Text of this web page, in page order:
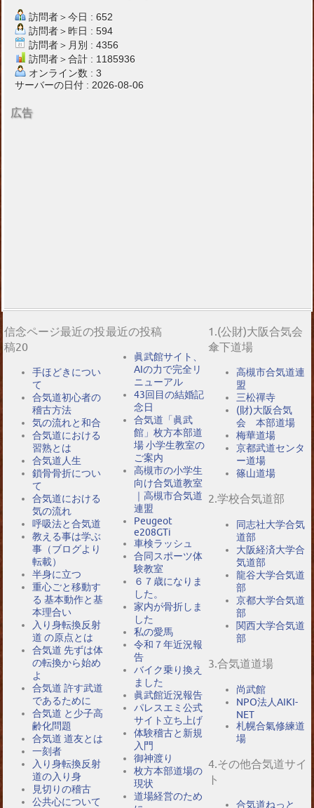
訪問者＞今日 : 652
訪問者＞昨日 : 594
訪問者＞月別 : 4356
訪問者＞合計 : 1185936
オンライン数 : 3
サーバーの日付 : 2026-08-06
広告
信念ページ最近の投
稿20
手ほどきについ
て
合気道初心者の
稽古方法
気の流れと和合
合気道における
習熟とは
合気道人生
鎖骨骨折につい
て
合気道における
気の流れ
呼吸法と合気道
教える事は学ぶ
事（ブログより
転載）
半身に立つ
重心ごと移動す
る 基本動作と基
本理合い
入り身転換反射
道 の原点とは
合気道 先ずは体
の転換から始め
よ
合気道 許す武道
であるために
合気道 と少子高
齢化問題
合気道 道友とは
一刻者
入り身転換反射
道の入り身
見切りの稽古
公共心について
最近の投稿
眞武館サイト、
AIの力で完全リ
ニューアル
43回目の結婚記
念日
合気道「眞武
館」枚方本部道
場 小学生教室の
ご案内
高槻市の小学生
向け合気道教室
｜高槻市合気道
連盟
Peugeot
e208GTi
車検ラッシュ
合同スポーツ体
験教室
６７歳になりま
した。
家内が骨折しま
した
私の愛馬
令和７年近況報
告
バイク乗り換え
ました
眞武館近況報告
パレスエミ公式
サイト立ち上げ
体験稽古と新規
入門
御神渡り
枚方本部道場の
現状
道場経営のため
1.(公財)大阪合気会
傘下道場
高槻市合気道連
盟
三松禪寺
(財)大阪合気
会 本部道場
梅華道場
京都武道センタ
ー道場
篠山道場
2.学校合気道部
同志社大学合気
道部
大阪経済大学合
気道部
龍谷大学合気道
部
京都大学合気道
部
関西大学合気道
部
3.合気道道場
尚武館
NPO法人AIKI-
NET
札幌合氣修練道
場
4.その他合気道サイ
ト
合気道ねっと